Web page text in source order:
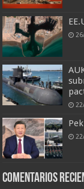
Comentarios